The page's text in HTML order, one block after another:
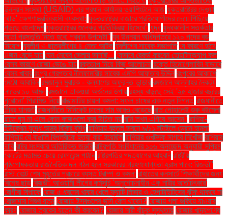
উন্নয়ন সংস্থা (USAID) এর প্রধান কার্যালয় ওয়াশিংটনে আজ যুক্তরাষ্ট্রের দেওয়া
'থাড' ক্ষেপণাস্ত্রবিধ্বংসী ব্যবস্থা: যুক্তরাষ্ট্রের বাজারে প্রতিযোগীদের চেয়ে পিছিয়ে
পড়ছে বাংলাদেশ যুক্তরাষ্ট্রের শুল্কের প্রতিক্রিয়া হিসেবে" যুদ্ধ যুদ্ধকালীন সতর্কতার
মতো প্রস্তুতি নিতে হবে: প্রধান উপদেষ্টা" যুব উন্নয়ন অধিদপ্তরে ১২০ পদের বড়
নিয়োগ যুবলীগ ও ছাত্রলীগের ৪ নেতা আটক যুবলীগের সাবেক সভাপতি যে কারণে হঠাৎ
ওজন বেড়ে যায় যেন মেঘের ভেলায় ভাসছি... যেভাবে রেকর্ড করবেন হোয়াটসঅ্যাপ কল
যেসব কারণে রোজা ভেঙে যায় রক্তচাপ নিয়ে কিছু আলোচনা রক্তে হিমোগ্লোবিন বাড়াবে
যেসব খাবার রংপুর গ্রেপ্তার নীলফামারীর সাবেক এমপি আফতাব উদ্দিন রংপুরের আকাশে
মেঠো আবাবিল রমজানুল মুবারক - কল্যাণের অফুরন্ত ভান্ডার রমজানে আল্লাহর নৈকট্য
লাভের ১০ আমল রমজানে তাকওয়া অর্জনের উপায় রহস্য বাড়ছে সেই '২৫ হাজার বছরের
পুরোনো' পিরামিড নিয়ে রাঙামাটির চায়না কমলা: সফল চাষের এক নতুন দিগন্ত রাজধানীতে
তীব্র যানজট রাজধানীতে মিনিকেট চালের দাম আরও বেড়েছে রাত পোহালেই শুরু বইমেলা
রাতে ঘুম না এলে কোন কাজগুলো করা উচিত নয় রানি তখন এগিয়ে আসেন" রাশিয়া-
ইউক্রেন যুদ্ধে অস্ত্র বিক্রি বৃদ্ধি রাশিয়ায় বহুতল ভবনে ৯/১১ স্টাইলে ড্রোন হামলা
রাশিয়ায় যে বাঙালি বিপ্লবীকে হত্যা করা হয়েছিল রাশিয়ার ওখটস্ক সাগরে নিখোঁজ রাশিয়ার
দাবি রাষ্ট্র সংস্কার অতিরিক্ত জরুরি রাষ্ট্রপতি সংবিধানের ১০৬ অনুচ্ছেদ অনুযায়ী সুপ্রিম
কোর্টের মতামত চেয়ে রেফারেন্স পাঠান রাষ্ট্রপতির পদত্যাগের আহ্বান রাষ্ট্রীয়
পৃষ্ঠপোষকতায় রাজনৈতিক দল গঠন হলে সরকারের গ্রহণযোগ্যতা হ্রাস পাবে: রিজভী"
রাস্ট বেল্টে শেষ মুহূর্তের প্রচারে ব্যস্ত ট্রাম্প ও কমলা রাহাতের কনসার্টে শিক্ষার্থীদের জন্য
বিশেষ ছাড় রিজভী: আওয়ামী লীগের কর্মসূচি 'অনুশোচনাহীন এক নারীর আর্তচিৎকার'
রোগীরা বিপাকে রোজ ৫ ধরনের খাবার খেলে ফ্যাটি লিভার ও হেপাটাইটিসের ঝুঁকি থাকবে না
রোজাদার শিশুর যত্ন রোজায় ইসবগুলের ভুসি কেন খাবেন? রোজায় গলা শুকিয়ে যাওয়ার
কারণ রোজায় ত্বকের যত্নে কী করবেন? রোজায় নারী বাঁচুক সুস্থতায় রোজার খাদ্যপণ্যে